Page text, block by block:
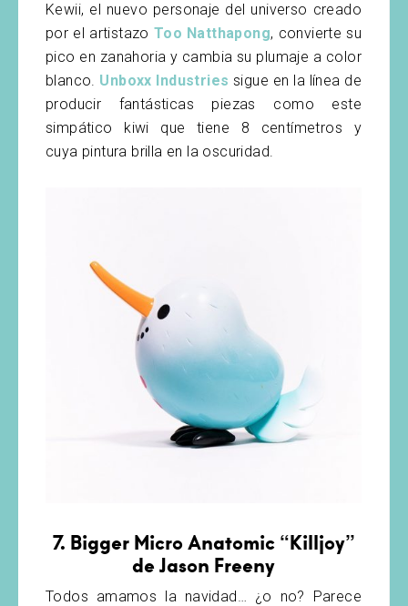
Kewii, el nuevo personaje del universo creado
por el artistazo Too Natthapong, convierte su
pico en zanahoria y cambia su plumaje a color
blanco. Unboxx Industries sigue en la línea de
producir fantásticas piezas como este
simpático kiwi que tiene 8 centímetros y
cuya pintura brilla en la oscuridad.
7. Bigger Micro Anatomic “Killjoy”
de Jason Freeny
Todos amamos la navidad… ¿o no? Parece